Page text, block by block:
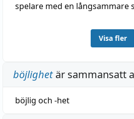
spelare med en långsammare
Visa fler
böjlighetär sammansatt
böjlig och -het